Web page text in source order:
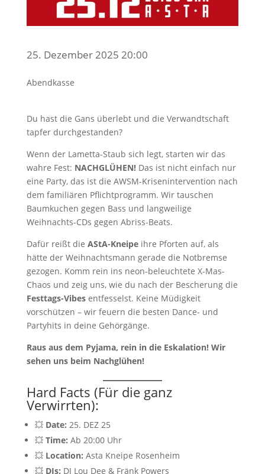
25. Dezember 2025 20:00
Abendkasse
Du hast die Gans überlebt und die Verwandtschaft
tapfer durchgestanden?
Wenn der Lametta-Staub sich legt, starten wir das
wahre Fest: NACHGLÜHEN!Das ist nicht einfach nur
eine Party, das ist die AWSM-Krisenintervention nach
dem familiären Pflichtprogramm. Wir tauschen
Baumkuchen gegen Bass und langweilige
Weihnachts-CDs gegen Abriss-Beats.
Dafür reißt die AStA-Kneipeihre Pforten auf, als
hätte der Weihnachtsmann gerade die Notbremse
gezogen. Komm rein ins neon-beleuchtete X-Mas-
Chaos und zeig uns, wie du nach der Bescherung die
Festtags-Vibesentfesselst. Keine Müdigkeit
vorschützen – wir feuern die besten Dance- und
Partyhits in deine Gehörgänge.
Raus aus dem Pyjama, rein in die Eskalation! Wir
sehen uns beim Nachglühen!
Hard Facts (Für die ganz
Verwirrten):
💥 Date: 25. DEZ 25
💥 Time: Ab 20:00 Uhr
💥 Location: Asta Kneipe Rosenheim
💥 DJs: DJ Lou Dee & Fränk Powers